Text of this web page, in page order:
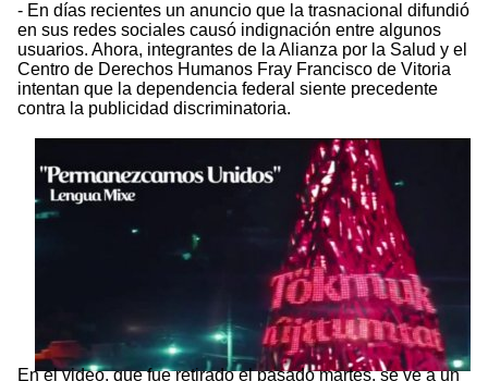
- En días recientes un anuncio que la trasnacional difundió
en sus redes sociales causó indignación entre algunos
usuarios. Ahora, integrantes de la Alianza por la Salud y el
Centro de Derechos Humanos Fray Francisco de Vitoria
intentan que la dependencia federal siente precedente
contra la publicidad discriminatoria.
En el video, que fue retirado el pasado martes, se ve a un